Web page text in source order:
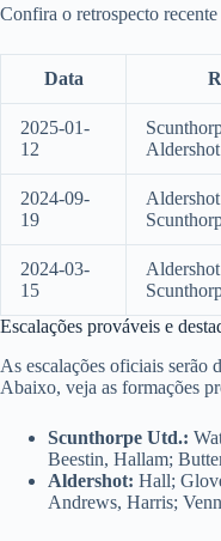
Confira o retrospecto
Data
2025-01-
12
Aldershot
2024-09-
19
2024-03-
15
Escalações prováveis e
As escalações oficiais
Abaixo, veja as formações
Scunthorpe Utd.:
Beestin, Hallam;
Aldershot: Hall;
Andrews, Harris;